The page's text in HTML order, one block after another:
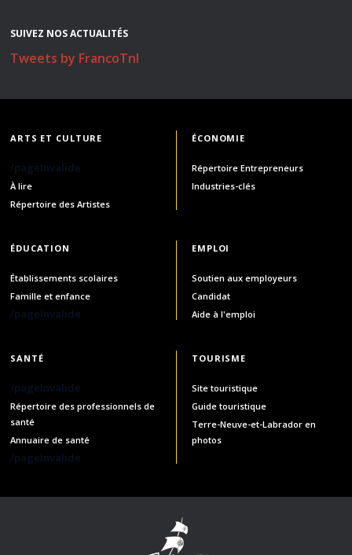
SUIVEZ NOS ACTUALITÉS
Tweets by FrancoTnl
ARTS ET CULTURE
/pageInvalide
À lire
Répertoire des Artistes
ÉCONOMIE
Répertoire Entrepreneurs
Industries-clés
ÉDUCATION
Établissements scolaires
Famille et enfance
/pageInvalide
EMPLOI
Soutien aux employeurs
Candidat
Aide à l'emploi
SANTÉ
/pageInvalide
Répertoire des professionnels de
santé
Annuaire de santé
/pageInvalide
TOURISME
Site touristique
Guide touristique
Terre-Neuve-et-Labrador en
photos